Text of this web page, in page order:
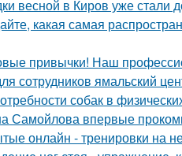
весной в Киров уже стали
какая самая
привычки! Наш
сотрудников ямальский
собак в
Самойлова впервые
онлайн - тренировки на